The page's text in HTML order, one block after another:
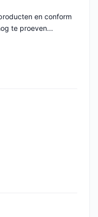
en conform
te proeven...